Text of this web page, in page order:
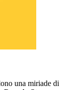
una miriade di